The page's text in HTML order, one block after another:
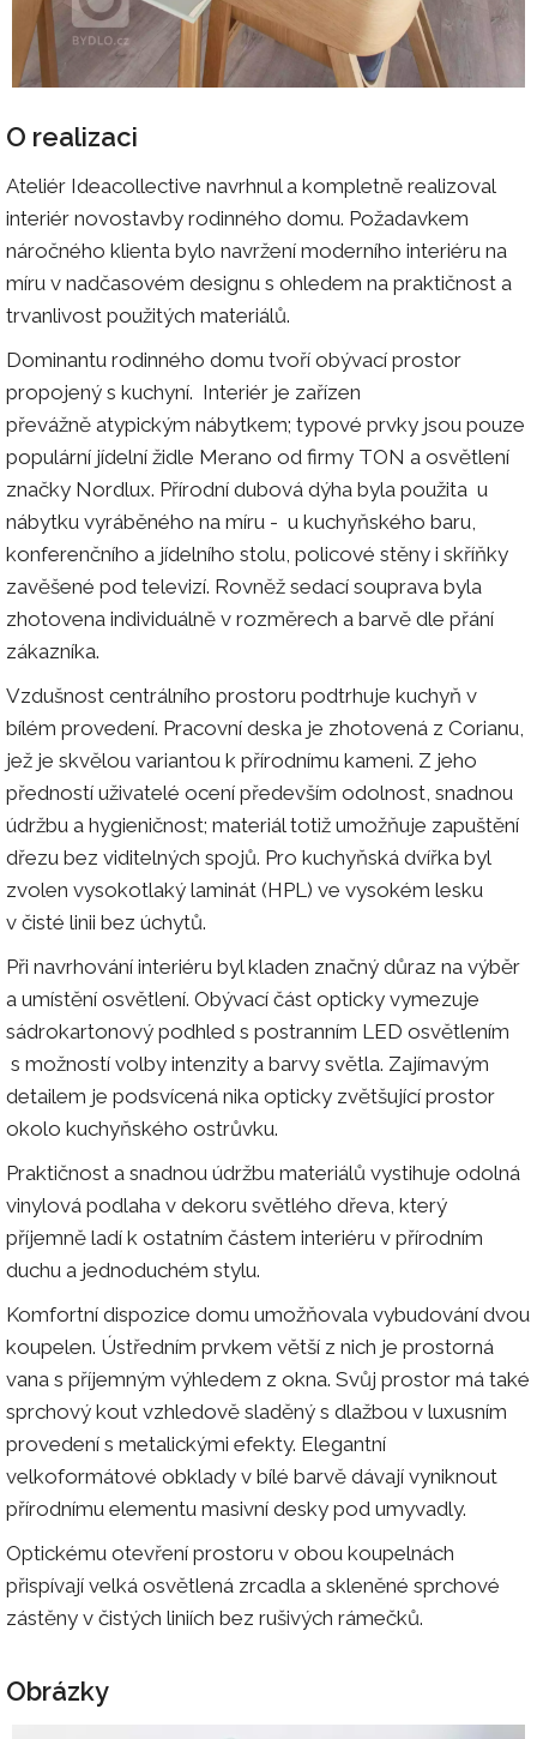
O realizaci
Ateliér Ideacollective navrhnul a kompletně realizoval
interiér novostavby rodinného domu. Požadavkem
náročného klienta bylo navržení moderního interiéru na
míru v nadčasovém designu s ohledem na praktičnost a
trvanlivost použitých materiálů.
Dominantu rodinného domu tvoří obývací prostor
propojený s kuchyní. Interiér je zařízen
převážně atypickým nábytkem; typové prvky jsou pouze
populární jídelní židle Merano od firmy TON a osvětlení
značky Nordlux. Přírodní dubová dýha byla použita u
nábytku vyráběného na míru - u kuchyňského baru,
konferenčního a jídelního stolu, policové stěny i skříňky
zavěšené pod televizí. Rovněž sedací souprava byla
zhotovena individuálně v rozměrech a barvě dle přání
zákazníka.
Vzdušnost centrálního prostoru podtrhuje kuchyň v
bílém provedení. Pracovní deska je zhotovená z Corianu,
jež je skvělou variantou k přírodnímu kameni. Z jeho
předností uživatelé ocení především odolnost, snadnou
údržbu a hygieničnost; materiál totiž umožňuje zapuštění
dřezu bez viditelných spojů. Pro kuchyňská dvířka byl
zvolen vysokotlaký laminát (HPL) ve vysokém lesku
v čisté linii bez úchytů.
Při navrhování interiéru byl kladen značný důraz na výběr
a umístění osvětlení. Obývací část opticky vymezuje
sádrokartonový podhled s postranním LED osvětlením
s možností volby intenzity a barvy světla. Zajímavým
detailem je podsvícená nika opticky zvětšující prostor
okolo kuchyňského ostrůvku.
Praktičnost a snadnou údržbu materiálů vystihuje odolná
vinylová podlaha v dekoru světlého dřeva, který
příjemně ladí k ostatním částem interiéru v přírodním
duchu a jednoduchém stylu.
Komfortní dispozice domu umožňovala vybudování dvou
koupelen. Ústředním prvkem větší z nich je prostorná
vana s příjemným výhledem z okna. Svůj prostor má také
sprchový kout vzhledově sladěný s dlažbou v luxusním
provedení s metalickými efekty. Elegantní
velkoformátové obklady v bílé barvě dávají vyniknout
přírodnímu elementu masivní desky pod umyvadly.
Optickému otevření prostoru v obou koupelnách
přispívají velká osvětlená zrcadla a skleněné sprchové
zástěny v čistých liniích bez rušivých rámečků.
Obrázky